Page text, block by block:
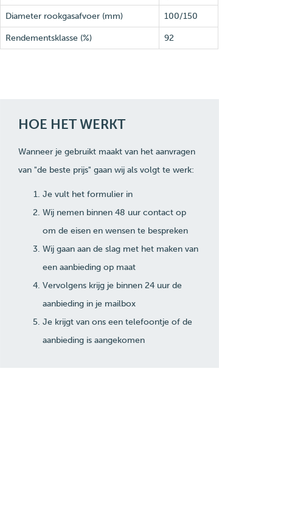
Diameter rookgasafvoer (mm) 100/150
Rendementsklasse (%) 92
HOE HET WERKT
Wanneer je gebruikt maakt van het aanvragen
van "de beste prijs" gaan wij als volgt te werk:
Je vult het formulier in
Wij nemen binnen 48 uur contact op
om de eisen en wensen te bespreken
Wij gaan aan de slag met het maken van
een aanbieding op maat
Vervolgens krijg je binnen 24 uur de
aanbieding in je mailbox
Je krijgt van ons een telefoontje of de
aanbieding is aangekomen